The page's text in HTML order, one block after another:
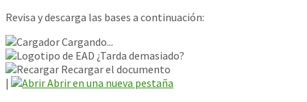
Revisa y descarga las bases a continuación:
Cargando...
¿Tarda demasiado?
Recargar el documento
|
Abrir en una nueva pestaña